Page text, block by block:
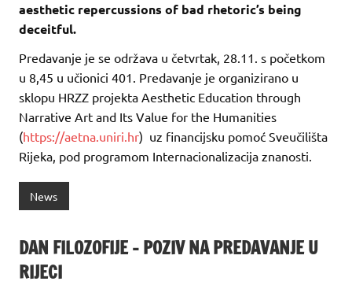
aesthetic repercussions of bad rhetoric’s being
deceitful.
Predavanje je se održava u četvrtak, 28.11. s početkom
u 8,45 u učionici 401. Predavanje je organizirano u
sklopu HRZZ projekta Aesthetic Education through
Narrative Art and Its Value for the Humanities
(https://aetna.uniri.hr) uz financijsku pomoć Sveučilišta
Rijeka, pod programom Internacionalizacija znanosti.
News
DAN FILOZOFIJE – POZIV NA PREDAVANJE U
RIJECI